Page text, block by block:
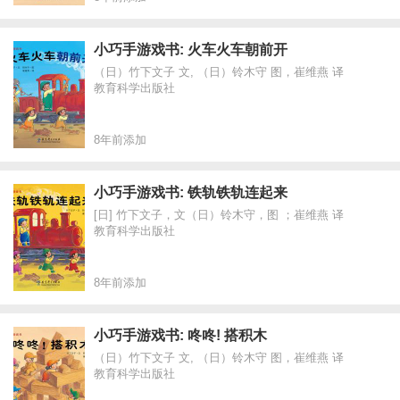
小巧手游戏书: 火车火车朝前开
（日）竹下文子 文, （日）铃木守 图，崔维燕 译
教育科学出版社
8年前添加
小巧手游戏书: 铁轨铁轨连起来
[日] 竹下文子，文（日）铃木守，图 ；崔维燕 译
教育科学出版社
8年前添加
小巧手游戏书: 咚咚! 搭积木
（日）竹下文子 文, （日）铃木守 图，崔维燕 译
教育科学出版社